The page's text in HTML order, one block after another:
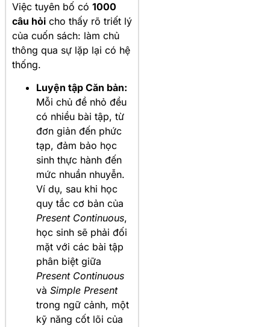
Việc tuyên bố có 1000
câu hỏi cho thấy rõ triết lý
của cuốn sách: làm chủ
thông qua sự lặp lại có hệ
thống.
Luyện tập Căn bản:
Mỗi chủ đề nhỏ đều
có nhiều bài tập, từ
đơn giản đến phức
tạp, đảm bảo học
sinh thực hành đến
mức nhuần nhuyễn.
Ví dụ, sau khi học
quy tắc cơ bản của
Present Continuous,
học sinh sẽ phải đối
mặt với các bài tập
phân biệt giữa
Present Continuous
và Simple Present
trong ngữ cảnh, một
kỹ năng cốt lõi của